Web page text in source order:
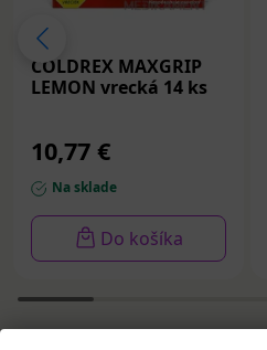
COLDREX MAXGRIP
LEMON vrecká 14 ks
10,77 €
Na sklade
Do košíka